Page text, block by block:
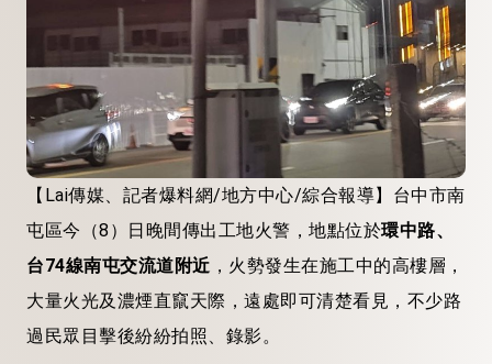
【Lai傳媒、記者爆料網/地方中心/綜合報導】台中市南
屯區今（8）日晚間傳出工地火警，地點位於環中路、
台74線南屯交流道附近 ，火勢發生在施工中的高樓層，
大量火光及濃煙直竄天際，遠處即可清楚看見，不少路
過民眾目擊後紛紛拍照、錄影。